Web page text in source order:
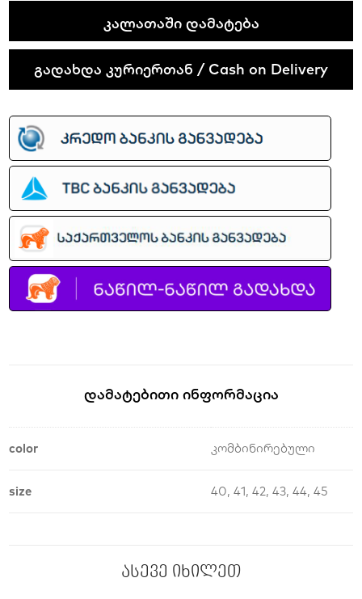
x
Dunk
Low
SB
Yellow
Bear
quantity
ᲙᲐᲚᲐᲗᲐᲨᲘ ᲓᲐᲛᲐᲢᲔᲑᲐ
გადახდა კურიერთან / Cash on Delivery
Დამატებითი Ინფორმაცია
color კომბინირებული
size 40, 41, 42, 43, 44, 45
ასევე იხილეთ